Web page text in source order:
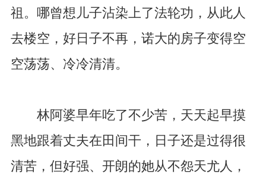
祖。哪曾想儿子沾染上了法轮功，从此人
去楼空，好日子不再，诺大的房子变得空
空荡荡、冷冷清清。
林阿婆早年吃了不少苦，天天起早摸
黑地跟着丈夫在田间干，日子还是过得很
清苦，但好强、开朗的她从不怨天尤人，